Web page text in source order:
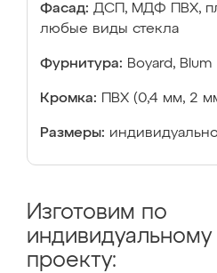
Фасад: ДСП, МДФ ПВХ,
любые виды стекла
Фурнитура: Boyard, Blum
Кромка: ПВХ (0,4 мм, 2
Размеры:
Изготовим по
индивидуальному
проекту: